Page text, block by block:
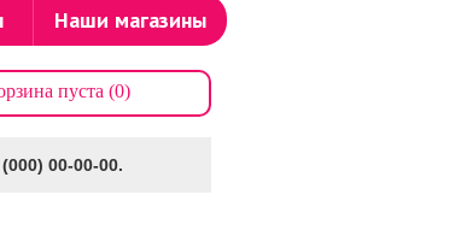
Наши магазины
пуста (0)
00-00-00.